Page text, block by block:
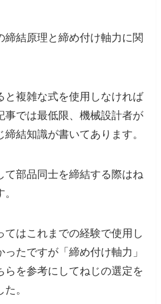
締結原理と締め付け軸力に関
と複雑な式を使用しなければ
事では最低限、機械設計者が
結知識が書いてあります。
て部品同士を締結する際はね
てはこれまでの経験で使用し
ったですが 「締め付け軸力」
らを参考にしてねじの選定を
。